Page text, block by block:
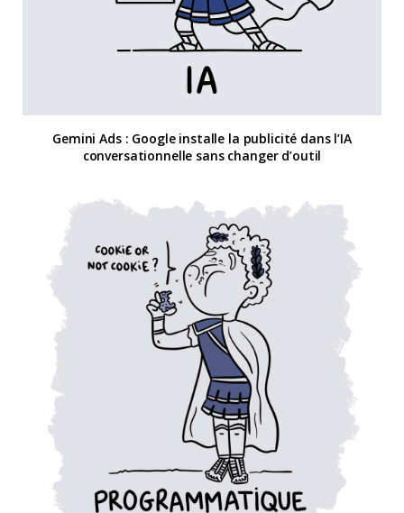
Gemini Ads : Google installe la publicité dans l’IA
conversationnelle sans changer d’outil